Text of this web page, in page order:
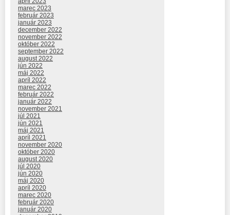
marec 2023
február 2023
január 2023
december 2022
november 2022
október 2022
september 2022
august 2022
jún 2022
máj 2022
apríl 2022
marec 2022
február 2022
január 2022
november 2021
júl 2021
jún 2021
máj 2021
apríl 2021
november 2020
október 2020
august 2020
júl 2020
jún 2020
máj 2020
apríl 2020
marec 2020
február 2020
január 2020